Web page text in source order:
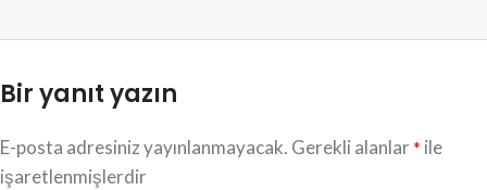
Bir yanıt yazın
E-posta adresiniz yayınlanmayacak. Gerekli alanlar* ile
işaretlenmişlerdir